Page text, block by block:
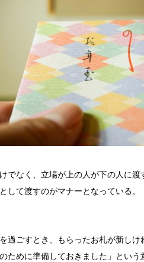
でなく、立場が上の人が下の人に渡
て渡すのがマナーとなっている。
ごすとき、もらったお札が新しけ
ために準備しておきました」という